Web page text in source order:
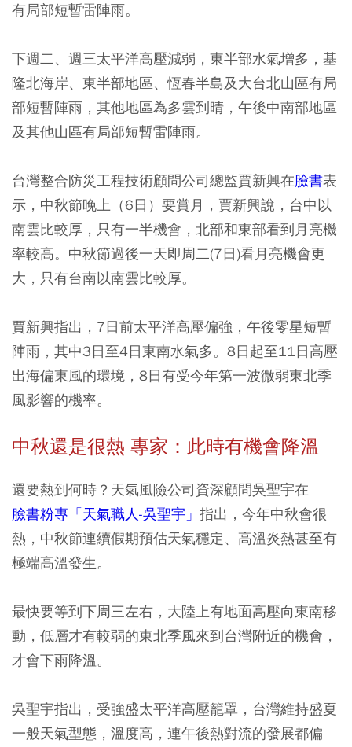
有局部短暫雷陣雨。
下週二、週三太平洋高壓減弱，東半部水氣增多，基
隆北海岸、東半部地區、恆春半島及大台北山區有局
部短暫陣雨，其他地區為多雲到晴，午後中南部地區
及其他山區有局部短暫雷陣雨。
台灣整合防災工程技術顧問公司總監賈新興在臉書表
示， 中秋節晚上（6日）要賞月，賈新興說，台中以
南雲比較厚，只有一半機會，北部和東部看到月亮機
率較高。中秋節過後一天即周二(7日)看月亮機會更
大，只有台南以南雲比較厚。
賈新興指出，7日前太平洋高壓偏強，午後零星短暫
陣雨，其中3日至4日東南水氣多。8日起至11日高壓
出海偏東風的環境，8日有受今年第一波微弱東北季
風影響的機率。
中秋還是很熱 專家：此時有機會降溫
還要熱到何時？天氣風險公司資深顧問吳聖宇在
臉書粉專「天氣職人-吳聖宇」 指出，今年中秋會很
熱，中秋節連續假期預估天氣穩定、高溫炎熱甚至有
極端高溫發生。
最快要等到下周三左右，大陸上有地面高壓向東南移
動，低層才有較弱的東北季風來到台灣附近的機會，
才會下雨降溫。
吳聖宇指出，受強盛太平洋高壓籠罩，台灣維持盛夏
一般天氣型態，溫度高，連午後熱對流的發展都偏